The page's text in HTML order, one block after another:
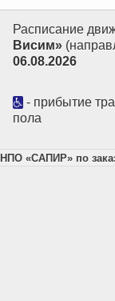
Расписание
Висим»
06.08.2026
- прибытие
пола
НПО «САПИР» по